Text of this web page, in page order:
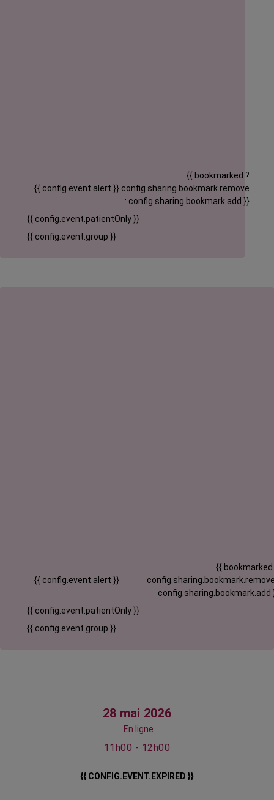
{{ config.event.alert }}
{{ bookmarked ?
config.sharing.bookmark.remove
: config.sharing.bookmark.add }}
{{ config.event.patientOnly }}
{{ config.event.group }}
{{ config.event.alert }}
{{ bookmarked
config.sharing.bookmark.add
{{ config.event.patientOnly }}
{{ config.event.group }}
28 mai 2026
En ligne
11h00 - 12h00
{{ CONFIG.EVENT.EXPIRED }}